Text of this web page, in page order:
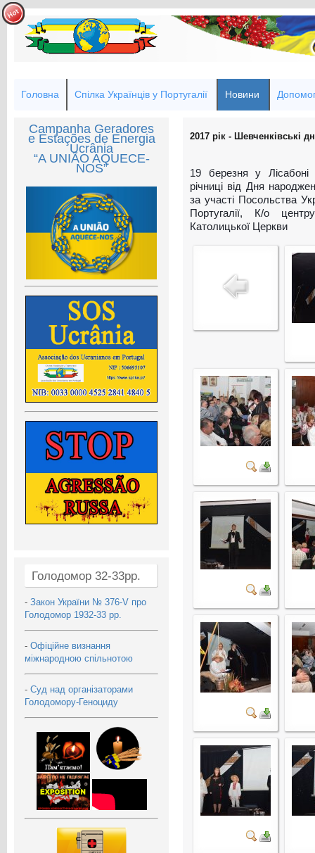
Головна Спілка Українців у Португалії Новини
Campanha Geradores
e Estações de Energia
Ucrânia
“A UNIÃO AQUECE-
NOS”
Голодомор 32-33рр.
- Закон України № 376-V про
Голодомор 1932-33 рр.
- Офіційне визнання
міжнародною спільнотою
- Суд над організаторами
Голодомору-Геноциду
2017 рік - Шевченківські
19 березня у Лісабоні
річниці від Дня
за участі Посольства
Португалії, К/о
Католицької Церкви